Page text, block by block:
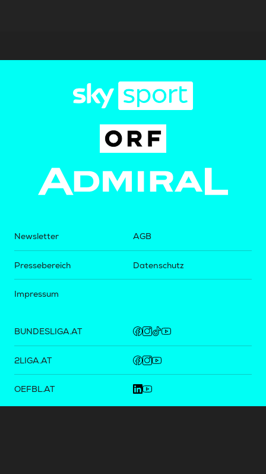
Newsletter
Pressebereich
Impressum
AGB
Datenschutz
BUNDESLIGA.AT
2LIGA.AT
OEFBL.AT